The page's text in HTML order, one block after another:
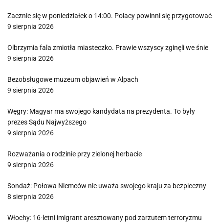
Zacznie się w poniedziałek o 14:00. Polacy powinni się przygotować
9 sierpnia 2026
Olbrzymia fala zmiotła miasteczko. Prawie wszyscy zginęli we śnie
9 sierpnia 2026
Bezobsługowe muzeum objawień w Alpach
9 sierpnia 2026
Węgry: Magyar ma swojego kandydata na prezydenta. To były
prezes Sądu Najwyższego
9 sierpnia 2026
Rozważania o rodzinie przy zielonej herbacie
9 sierpnia 2026
Sondaż: Połowa Niemców nie uważa swojego kraju za bezpieczny
8 sierpnia 2026
Włochy: 16-letni imigrant aresztowany pod zarzutem terroryzmu